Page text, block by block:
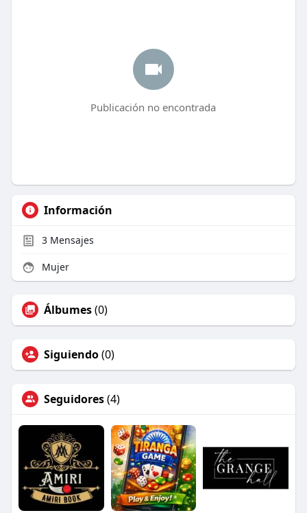
Publicación no encontrada
Información
3Mensajes
Mujer
Álbumes(0)
Siguiendo(0)
Seguidores(4)